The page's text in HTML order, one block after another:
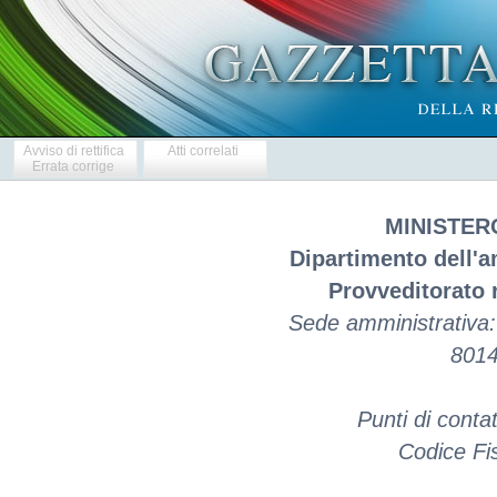
Avviso di rettifica
Errata corrige
Atti correlati
Dipartimento
Provveditorato
Sede
Punti di
Codice